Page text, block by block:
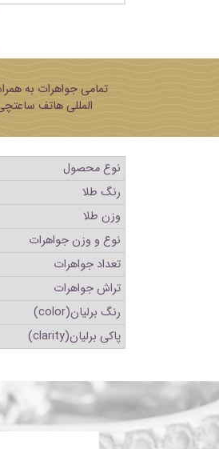
تمامی جواهرات به
المللی هاتف
نوع محصول
رنگ طلا
وزن طلا
نوع و وزن جواهرات
تعداد جواهرات
تراش جواهرات
رنگ برلیان(color)
پاکی برلیان(clarity)